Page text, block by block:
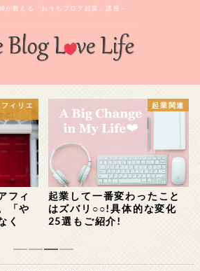
が教える「おうちブログ起業」講座～
ィリエ
フィ
「や
く
起業関連
起業して一番変わったこと
はズバリ○○!具体的な変化
25選もご紹介!